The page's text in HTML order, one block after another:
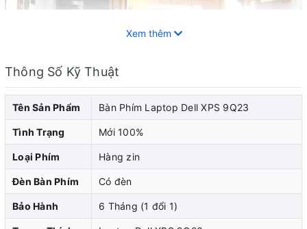
Laptop Dell đã trở thành một trong những thiết bị di
động phổ biến và không thể thiếu trong cuộc sống hiện
đại. Cũng như bất kỳ thiết bị điện tử nào khác, laptop
Xem thêm
Thông Số Kỹ Thuật
Tên Sản Phẩm Bàn Phím Laptop Dell XPS 9Q23
Tình Trạng Mới 100%
Loại Phím Hàng zin
Đèn Bàn Phím Có đèn
Bảo Hành 6 Tháng (1 đổi 1)